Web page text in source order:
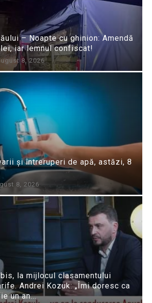
– Noapte cu ghinion: Amendă
iar lemnul confiscat!
8, 2026
și întreruperi de apă, astăzi, 8
8, 2026
la mijlocul clasamentului
Andrei Kozuk: „Îmi doresc ca
un an...